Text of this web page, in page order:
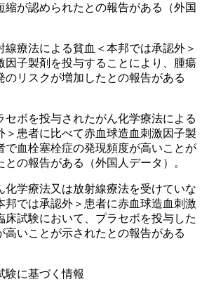
縮が認められたとの報告がある（外国
療法による貧血＜本邦では承認外＞
因子製剤を投与することにより、腫瘍
のリスクが増加したとの報告がある
ボを投与されたがん化学療法による
＞患者に比べて赤血球造血刺激因子製
で血栓塞栓症の発現頻度が高いことが
の報告がある（外国人データ）。
学療法又は放射線療法を受けていな
邦では承認外＞患者に赤血球造血刺激
床試験において、プラセボを投与した
高いことが示されたとの報告がある
に基づく情報